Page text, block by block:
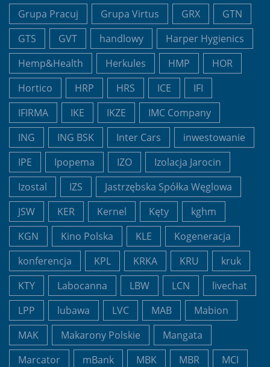
Grupa Pracuj Grupa Virtus GRX
GTN
GTS
GVT handlowy
Harper Hygienics
Hemp&Health
Herkules HMP
HOR
Hortico
HRP HRS ICE
IFI
IFIRMA
IKE IKZE
IMC Company
ING
ING BSK Inter Cars
inwestowanie
IPE
Ipopema IZO
Izolacja Jarocin
Izostal
IZS
Jastrzębska Spółka Węglowa
JSW
KER Kernel Kęty
kghm
KGN
Kino Polska KLE
Kogeneracja
konferencja
KPL KRKA KRU
kruk
KTY
Labocanna LBW LCN
livechat
LPP
lubawa LVC MAB
Mabion
MAK
Makarony Polskie
Mangata
Marcator
mBank MBK MBR
MCI